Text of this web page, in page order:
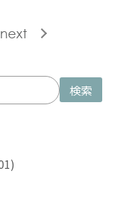
next
検索